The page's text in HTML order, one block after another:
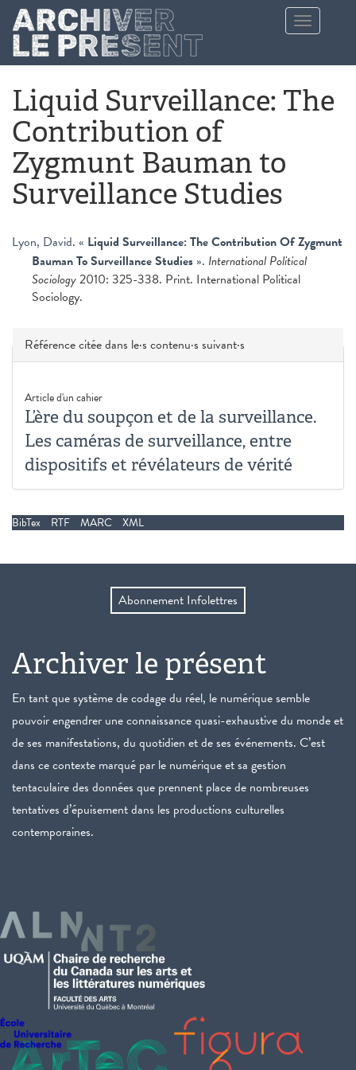
Aller au contenu principal
Toggle
navigation
Liquid Surveillance: The
Contribution of
Zygmunt Bauman to
Surveillance Studies
Lyon, David. « Liquid Surveillance: The Contribution Of Zygmunt
Bauman To Surveillance Studies ». International Political
Sociology2010: 325-338. Print. International Political
Sociology.
Masquer
Référence citée dans le·s contenu·s suivant·s
Article d'un cahier
L’ère du soupçon et de la surveillance.
Les caméras de surveillance, entre
dispositifs et révélateurs de vérité
BibTex RTF MARC XML
Abonnement Infolettres
Archiver le présent
En tant que système de codage du réel, le numérique semble
pouvoir engendrer une connaissance quasi-exhaustive du monde et
de ses manifestations, du quotidien et de ses événements. C’est
dans ce contexte marqué par le numérique et sa gestion
tentaculaire des données que prennent place de nombreuses
tentatives d’épuisement dans les productions culturelles
contemporaines.